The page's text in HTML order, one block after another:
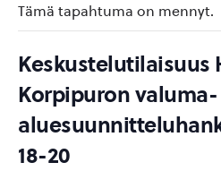
Tämä tapahtuma on mennyt.
Keskustelutilaisuus
Korpipuron valuma-
18-20